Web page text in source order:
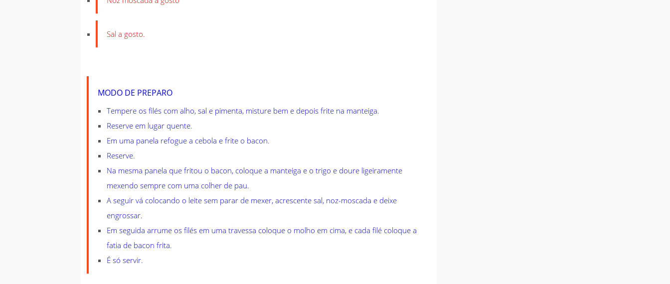
Sal a gosto.
MODO DE PREPARO
Tempere os filés com alho, sal e pimenta, misture bem e depois frite na manteiga.
Reserve em lugar quente.
Em uma panela refogue a cebola e frite o bacon.
Reserve.
Na mesma panela que fritou o bacon, coloque a manteiga e o trigo e doure ligeiramente
mexendo sempre com uma colher de pau.
A seguir vá colocando o leite sem parar de mexer, acrescente sal, noz-moscada e deixe
engrossar.
Em seguida arrume os filés em uma travessa coloque o molho em cima, e cada filé coloque a
fatia de bacon frita.
É só servir.